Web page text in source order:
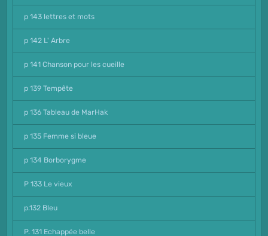
p 143 lettres et mots
p 142 L' Arbre
p 141 Chanson pour les cueille
p 139 Tempête
p 136 Tableau de MarHak
p 135 Femme si bleue
p 134 Borborygme
P 133 Le vieux
p.132 Bleu
P. 131 Echappée belle